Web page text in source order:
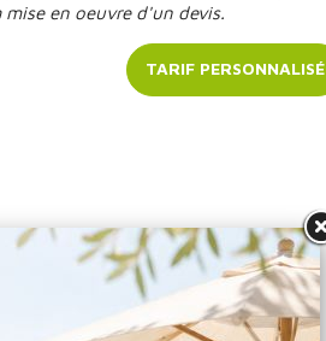
en oeuvre d'un devis.
TARIF PERSONNALISÉ